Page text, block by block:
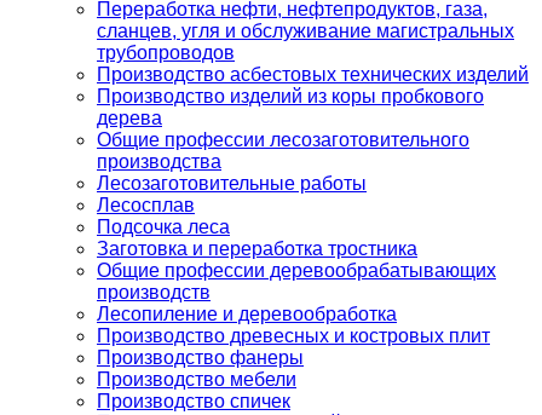
Переработка нефти, нефтепродуктов, газа,
сланцев, угля и обслуживание магистральных
трубопроводов
Производство асбестовых технических изделий
Производство изделий из коры пробкового
дерева
Общие профессии лесозаготовительного
производства
Лесозаготовительные работы
Лесосплав
Подсочка леса
Заготовка и переработка тростника
Общие профессии деревообрабатывающих
производств
Лесопиление и деревообработка
Производство древесных и костровых плит
Производство фанеры
Производство мебели
Производство спичек